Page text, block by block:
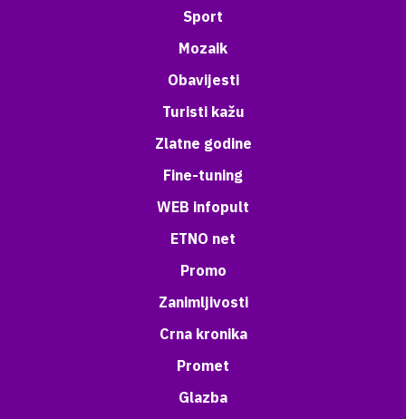
Sport
Mozaik
Obavijesti
Turisti kažu
Zlatne godine
Fine-tuning
WEB infopult
ETNO net
Promo
Zanimljivosti
Crna kronika
Promet
Glazba